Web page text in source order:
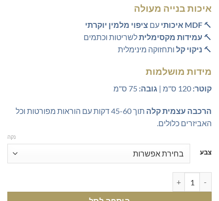
איכות בנייה מעולה
🔨 MDF איכותי עם ציפוי מלמין יוקרתי
🔨 עמידות מקסימליתלשריטות וכתמים
🔨 ניקוי קל ותחזוקה מינימלית
מידות מושלמות
קוטר: גובה:
הרכבה עצמית קלה
תוך 45-60 דקות עם הוראות מפורטות וכל
האביזרים כלולים.
צבע
נקה